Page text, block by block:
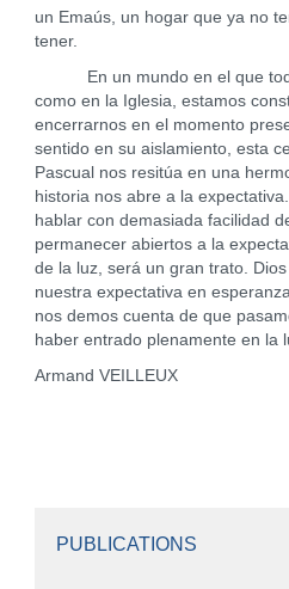
un Emaús, un hogar que ya no
tener.
En un mundo en el que
como en la Iglesia, estamos
encerrarnos en el momento
sentido en su aislamiento, esta
Pascual nos resitúa en una
historia nos abre a la
hablar con demasiada facilidad
permanecer abiertos a la
de la luz, será un gran trato.
nuestra expectativa en
nos demos cuenta de que
haber entrado plenamente en la
Armand VEILLEUX
PUBLICATIONS